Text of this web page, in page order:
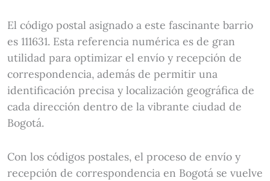
El código postal asignado a este fascinante barrio
es 111631. Esta referencia numérica es de gran
utilidad para optimizar el envío y recepción de
correspondencia, además de permitir una
identificación precisa y localización geográfica de
cada dirección dentro de la vibrante ciudad de
Bogotá.
Con los códigos postales, el proceso de envío y
recepción de correspondencia en Bogotá se vuelve